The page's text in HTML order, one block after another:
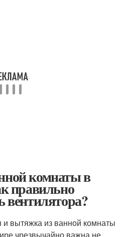
комнаты в
правильно
вентилятора?
и вытяжка из ванной комнаты